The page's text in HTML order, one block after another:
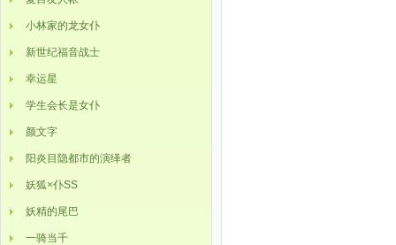
小林家的龙女仆
新世纪福音战士
幸运星
学生会长是女仆
颜文字
阳炎目隐都市的演绎者
妖狐×仆SS
妖精的尾巴
一骑当千